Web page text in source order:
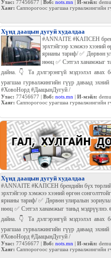
Утас: 77456677 | Вэб: nots.mn И-мэйл:
Хаяг: Саппорогоос урагшаа гурвалжингийн
Хүнд даацын дугуй худалдаа
#ANNAITE #КАПСЕН
эрхтэйгээр хэмжээ хээний
ярианы тариф/ ✅ Дөрвөн
нөөц ✅ Сэтгэл ханамжыг
дайна. 👇 Та дэлгэрэнгүй мэдээлэл авах
урагшаа гурвалжингийн гүүр даваад
#ХовоНорд #ДаацынДугуй /
Утас: 77456677 | Вэб: nots.mn | И-мэйл:
Хаяг: Саппорогоос урагшаа гурвалжингийн
Хүнд даацын дугуй худалдаа
#ANNAITE #КАПСЕН брендийн бүх
эрхтэйгээр хэмжээ хээний өргөн
ярианы тариф/ ✅ Дөрвөн улиралын
нөөц ✅ Сэтгэл ханамжыг таньд
дайна. 👇 Та дэлгэрэнгүй мэдээлэл авах
урагшаа гурвалжингийн гүүр даваад
#ХовоНорд #ДаацынДугуй /
Утас: 77456677 | Вэб: nots.mn | И-мэйл:
Хаяг: Саппорогоос урагшаа гурвалжингийн